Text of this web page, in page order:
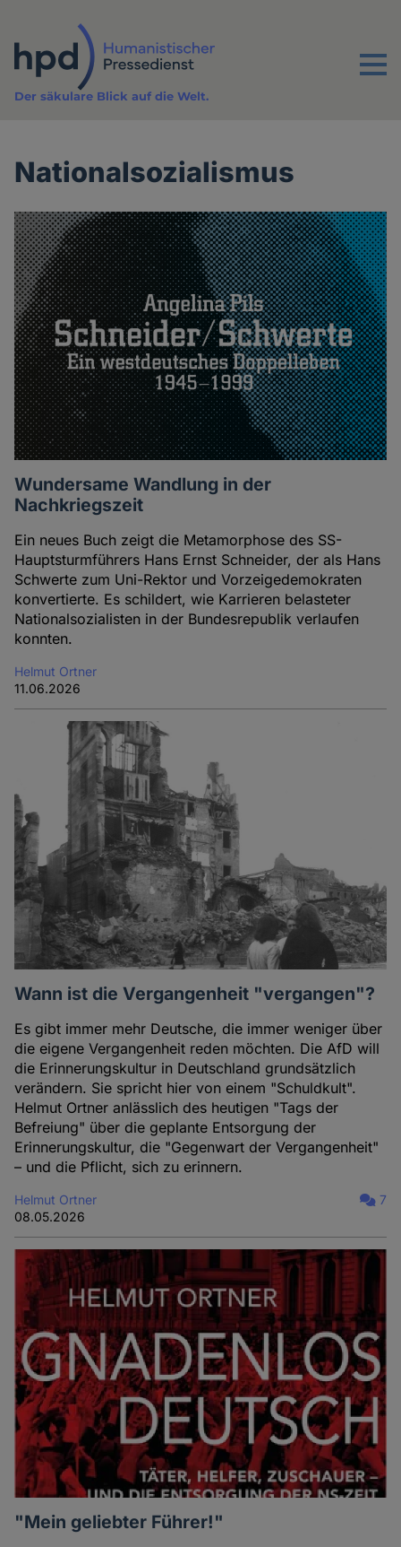
Inhalt
Menu
Der säkulare Blick auf die Welt.
Nationalsozialismus
Wundersame Wandlung in der
Nachkriegszeit
Ein neues Buch zeigt die Metamorphose des SS-
Hauptsturmführers Hans Ernst Schneider, der als Hans
Schwerte zum Uni-Rektor und Vorzeigedemokraten
konvertierte. Es schildert, wie Karrieren belasteter
Nationalsozialisten in der Bundesrepublik verlaufen
konnten.
Helmut Ortner
11.06.2026
Wann ist die Vergangenheit "vergangen"?
Es gibt immer mehr Deutsche, die immer weniger über
die eigene Vergangenheit reden möchten. Die AfD will
die Erinnerungskultur in Deutschland grundsätzlich
verändern. Sie spricht hier von einem "Schuldkult".
Helmut Ortner anlässlich des heutigen "Tags der
Befreiung" über die geplante Entsorgung der
Erinnerungskultur, die "Gegenwart der Vergangenheit"
– und die Pflicht, sich zu erinnern.
Helmut Ortner
08.05.2026
7
"Mein geliebter Führer!"